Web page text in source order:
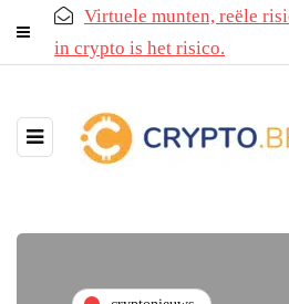
Virtuele munten, reële
in crypto is het risico.